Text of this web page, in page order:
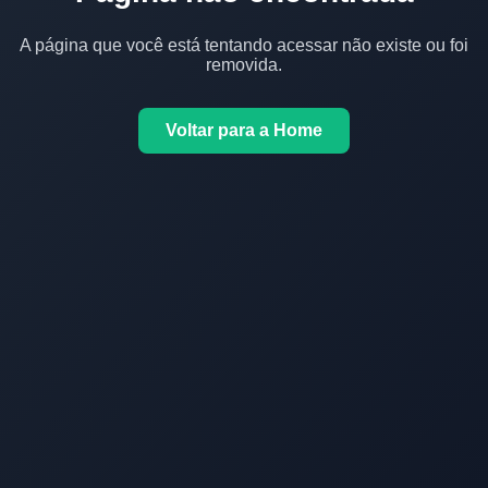
A página que você está tentando acessar não existe ou foi
removida.
Voltar para a Home